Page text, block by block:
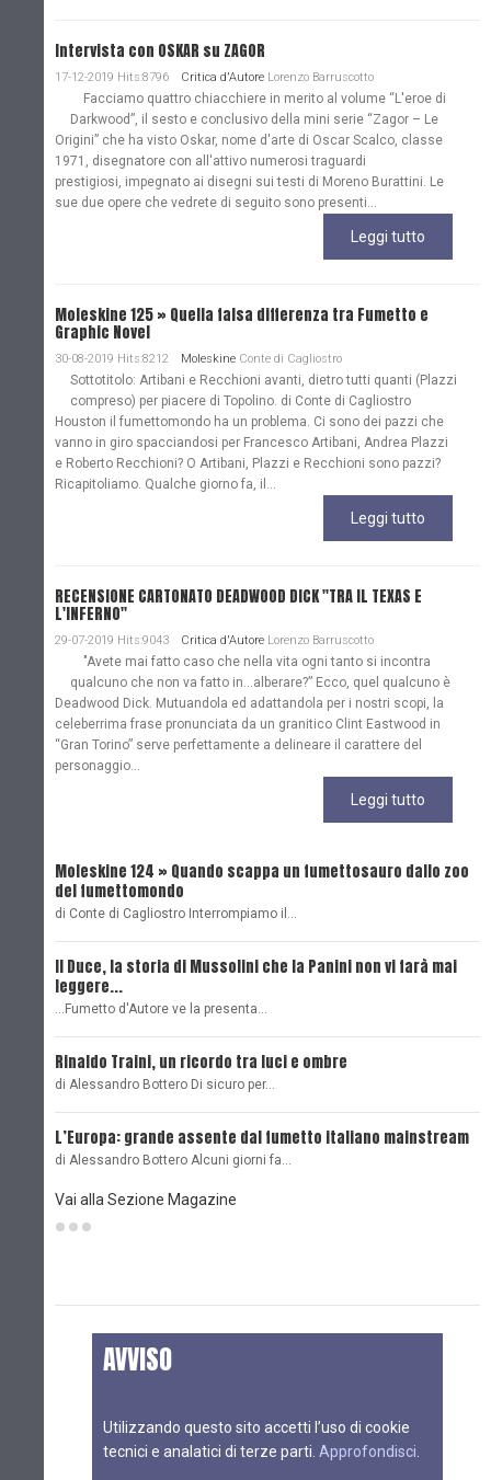
Intervista con OSKAR su ZAGOR
17-12-2019 Hits:8796 Critica d'Autore Lorenzo Barruscotto
Facciamo quattro chiacchiere in merito al volume “L'eroe di
Darkwood”, il sesto e conclusivo della mini serie “Zagor – Le
Origini” che ha visto Oskar, nome d'arte di Oscar Scalco, classe
1971, disegnatore con all'attivo numerosi traguardi
prestigiosi, impegnato ai disegni sui testi di Moreno Burattini. Le
sue due opere che vedrete di seguito sono presenti...
Leggi tutto
Moleskine 125 » Quella falsa differenza tra Fumetto e
Graphic Novel
30-08-2019 Hits:8212 Moleskine Conte di Cagliostro
Sottotitolo: Artibani e Recchioni avanti, dietro tutti quanti (Plazzi
compreso) per piacere di Topolino. di Conte di Cagliostro
Houston il fumettomondo ha un problema. Ci sono dei pazzi che
vanno in giro spacciandosi per Francesco Artibani, Andrea Plazzi
e Roberto Recchioni? O Artibani, Plazzi e Recchioni sono pazzi?
Ricapitoliamo. Qualche giorno fa, il...
Leggi tutto
RECENSIONE CARTONATO DEADWOOD DICK "TRA IL TEXAS E
L'INFERNO"
29-07-2019 Hits:9043 Critica d'Autore Lorenzo Barruscotto
"Avete mai fatto caso che nella vita ogni tanto si incontra
qualcuno che non va fatto in…alberare?” Ecco, quel qualcuno è
Deadwood Dick. Mutuandola ed adattandola per i nostri scopi, la
celeberrima frase pronunciata da un granitico Clint Eastwood in
“Gran Torino” serve perfettamente a delineare il carattere del
personaggio...
Leggi tutto
Moleskine 124 » Quando scappa un fumettosauro dallo zoo
del fumettomondo
di Conte di Cagliostro Interrompiamo il…
Il Duce, la storia di Mussolini che la Panini non vi farà mai
leggere...
...Fumetto d'Autore ve la presenta…
Rinaldo Traini, un ricordo tra luci e ombre
di Alessandro Bottero Di sicuro per…
L’Europa: grande assente dal fumetto italiano mainstream
di Alessandro Bottero Alcuni giorni fa…
Vai alla Sezione Magazine
AVVISO
Utilizzando questo sito accetti l’uso di cookie
tecnici e analatici di terze parti. Approfondisci